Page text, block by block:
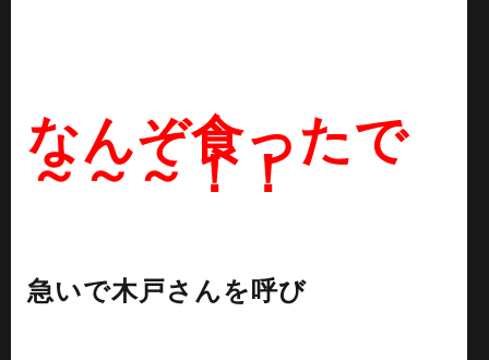
なんぞ食ったで
～～～！！
急いで木戸さんを呼び